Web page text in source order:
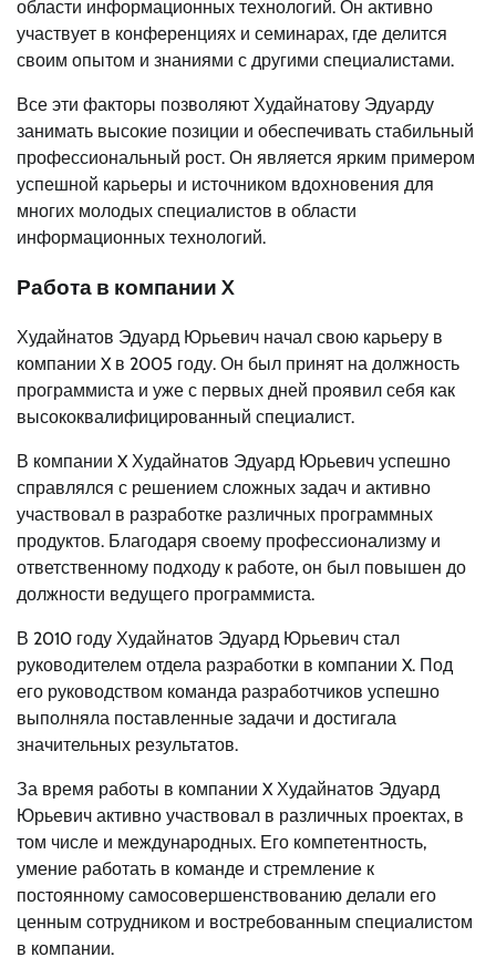
области информационных технологий. Он активно
участвует в конференциях и семинарах, где делится
своим опытом и знаниями с другими специалистами.
Все эти факторы позволяют Худайнатову Эдуарду
занимать высокие позиции и обеспечивать стабильный
профессиональный рост. Он является ярким примером
успешной карьеры и источником вдохновения для
многих молодых специалистов в области
информационных технологий.
Работа в компании X
Худайнатов Эдуард Юрьевич начал свою карьеру в
компании X в 2005 году. Он был принят на должность
программиста и уже с первых дней проявил себя как
высококвалифицированный специалист.
В компании X Худайнатов Эдуард Юрьевич успешно
справлялся с решением сложных задач и активно
участвовал в разработке различных программных
продуктов. Благодаря своему профессионализму и
ответственному подходу к работе, он был повышен до
должности ведущего программиста.
В 2010 году Худайнатов Эдуард Юрьевич стал
руководителем отдела разработки в компании X. Под
его руководством команда разработчиков успешно
выполняла поставленные задачи и достигала
значительных результатов.
За время работы в компании X Худайнатов Эдуард
Юрьевич активно участвовал в различных проектах, в
том числе и международных. Его компетентность,
умение работать в команде и стремление к
постоянному самосовершенствованию делали его
ценным сотрудником и востребованным специалистом
в компании.